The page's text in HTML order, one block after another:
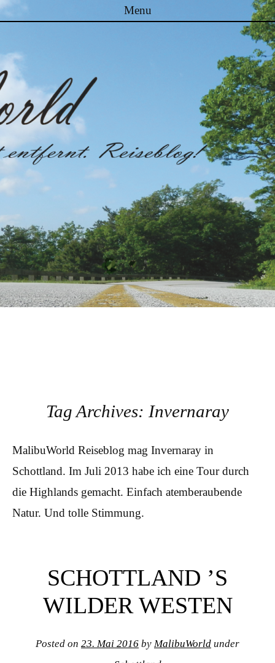
Menu
Malibuworld
Tag Archives: Invernaray
MalibuWorld Reiseblog mag Invernaray in
Schottland. Im Juli 2013 habe ich eine Tour durch
die Highlands gemacht. Einfach atemberaubende
Natur. Und tolle Stimmung.
SCHOTTLAND ’S
WILDER WESTEN
Posted on 23. Mai 2016 by MalibuWorld under